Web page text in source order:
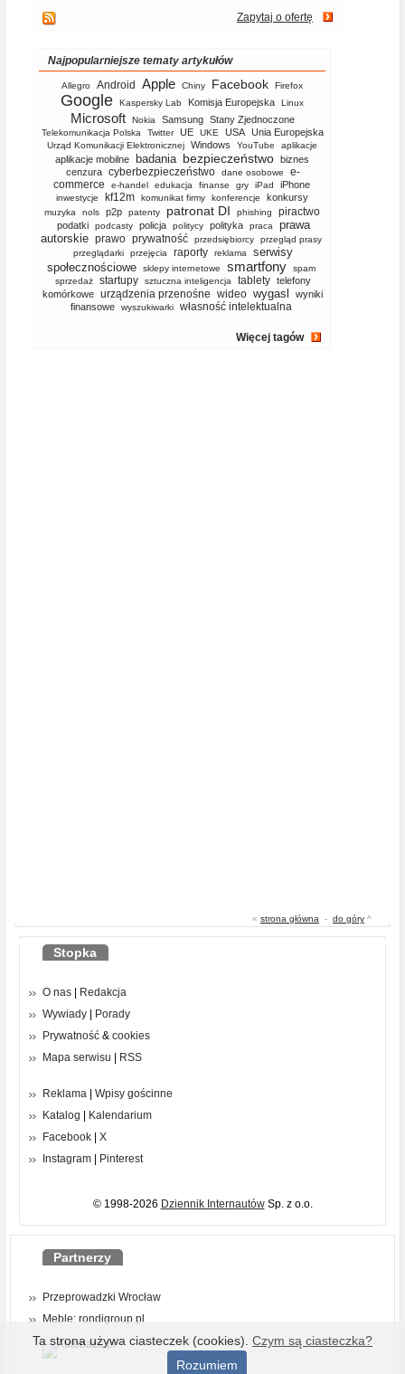
Zapytaj o ofertę
Najpopularniejsze tematy artykułów
Allegro Android Apple Chiny Facebook Firefox
Google Kaspersky Lab Komisja Europejska Linux
Microsoft Nokia Samsung Stany Zjednoczone
Telekomunikacja Polska Twitter UE UKE USA Unia Europejska
Urząd Komunikacji Elektronicznej Windows YouTube aplikacje
aplikacje mobilne badania bezpieczeństwo biznes
cenzura cyberbezpieczeństwo dane osobowe
e-
commerce
e-handel edukacja finanse gry iPad iPhone
inwestycje kf12m komunikat firmy konferencje konkursy
muzyka nols p2p patenty patronat DI phishing piractwo
podatki podcasty policja politycy polityka praca
prawa
autorskie prawo prywatność przedsiębiorcy
przegląd prasy
przeglądarki
przejęcia raporty reklama
serwisy
społecznościowe
sklepy internetowe smartfony
spam
sprzedaż
startupy sztuczna inteligencja tablety telefony
komórkowe
urządzenia przenośne wideo wygasl
wyniki
finansowe
wyszukiwarki własność intelektualna
Więcej tagów
« strona główna - do góry ^
Stopka
O nas
Redakcja
Wywiady
Porady
Prywatność & cookies
Mapa serwisu
RSS
Reklama
Wpisy gościnne
Katalog
Kalendarium
Facebook
X
Instagram
Pinterest
© 1998-2026 Dziennik InternautówSp. z o.o.
Partnerzy
Przeprowadzki Wrocław
Meble: rondigroup.pl
Ta strona używa ciasteczek (cookies). Czym są ciasteczka?
Rozumiem